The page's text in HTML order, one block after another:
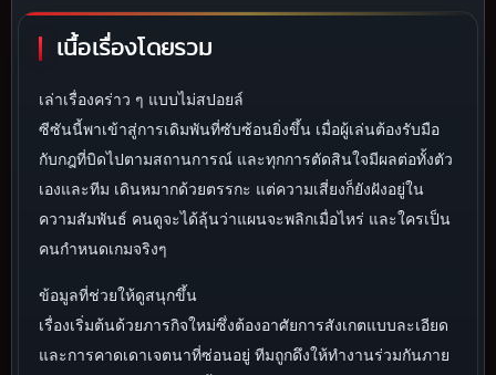
เนื้อเรื่องโดยรวม
เล่าเรื่องคร่าว ๆ แบบไม่สปอยล์
ซีซันนี้พาเข้าสู่การเดิมพันที่ซับซ้อนยิ่งขึ้น เมื่อผู้เล่นต้องรับมือ
กับกฎที่บิดไปตามสถานการณ์ และทุกการตัดสินใจมีผลต่อทั้งตัว
เองและทีม เดินหมากด้วยตรรกะ แต่ความเสี่ยงก็ยังฝังอยู่ใน
ความสัมพันธ์ คนดูจะได้ลุ้นว่าแผนจะพลิกเมื่อไหร่ และใครเป็น
คนกำหนดเกมจริงๆ
ข้อมูลที่ช่วยให้ดูสนุกขึ้น
เรื่องเริ่มต้นด้วยภารกิจใหม่ซึ่งต้องอาศัยการสังเกตแบบละเอียด
และการคาดเดาเจตนาที่ซ่อนอยู่ ทีมถูกดึงให้ทำงานร่วมกันภาย